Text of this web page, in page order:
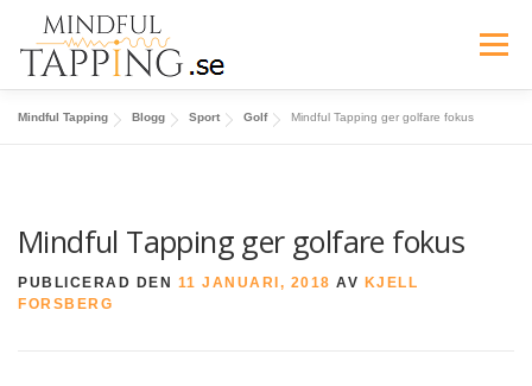
innehåll
Meny
Mindful Tapping Blogg Sport Golf Mindful Tapping ger golfare fokus
Mindful Tapping ger golfare fokus
PUBLICERAD DEN 11 JANUARI, 2018 AV KJELL
FORSBERG